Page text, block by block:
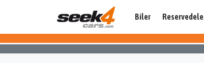
Biler Reservedele